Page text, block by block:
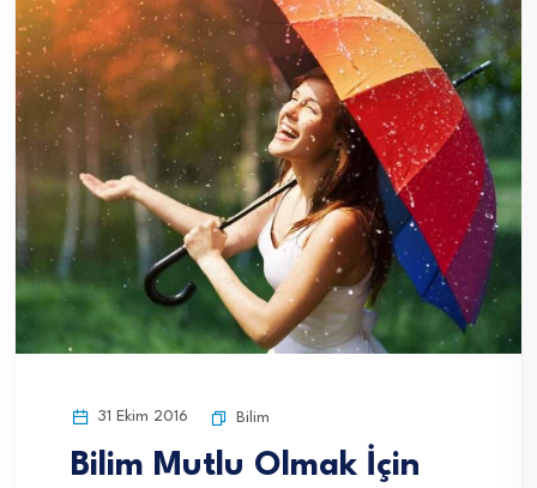
31 Ekim 2016 Bilim
Bilim Mutlu Olmak İçin